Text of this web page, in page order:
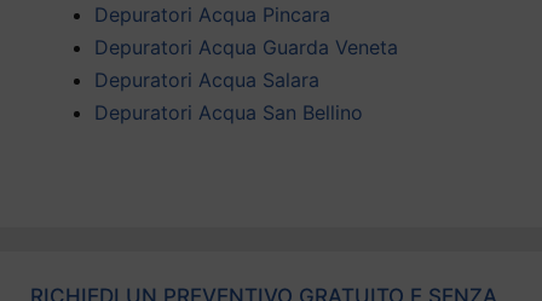
Depuratori Acqua Pincara
Depuratori Acqua Guarda Veneta
Depuratori Acqua Salara
Depuratori Acqua San Bellino
RICHIEDI UN PREVENTIVO GRATUITO E SENZA